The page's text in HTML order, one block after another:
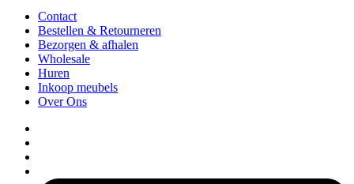
Contact
Bestellen & Retourneren
Bezorgen & afhalen
Wholesale
Huren
Inkoop meubels
Over Ons